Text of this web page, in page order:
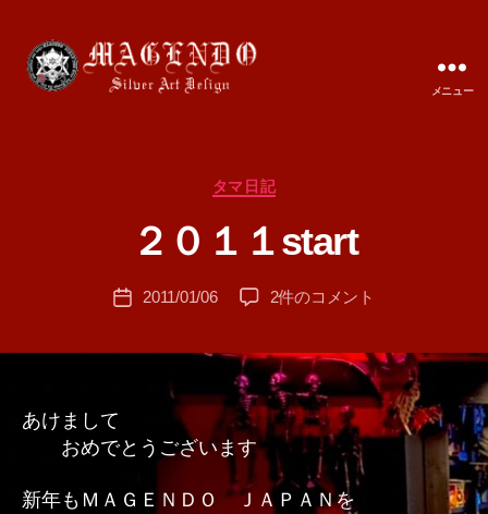
メニュー
カ
ゴ
リ
タマ日記
２０１１start
投
者
T
A
投
2011/01/06
２
１
start
へ
の
2件のコメント
あけまして
おめでとうございます
新年もＭＡＧＥＮＤＯ ＪＡＰＡＮを